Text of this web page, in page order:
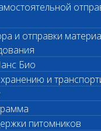
и отправки
Био
и
питомников